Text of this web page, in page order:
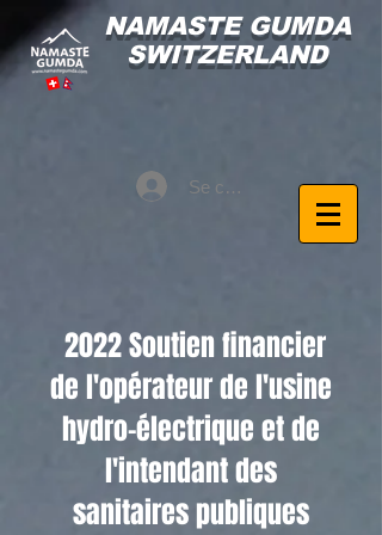
Se connecter
NAMASTE GUMDA
SWITZERLAND
2022 Soutien financier
de l'opérateur de l'usine
hydro-électrique et de
l'intendant des
sanitaires publiques